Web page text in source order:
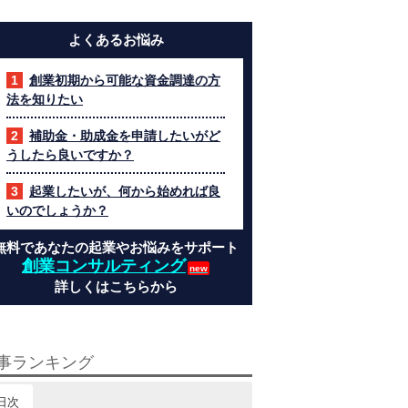
よくあるお悩み
創業初期から可能な資金調達の方
法を知りたい
補助金・助成金を申請したいがど
うしたら良いですか？
起業したいが、何から始めれば良
いのでしょうか？
料であなたの起業やお悩みをサポート
創業コンサルティング
詳しくはこちらから
ランキング
次